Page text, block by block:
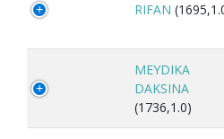
RIFAN
MEYDIKA
DAKSINA
(1736,1.0)